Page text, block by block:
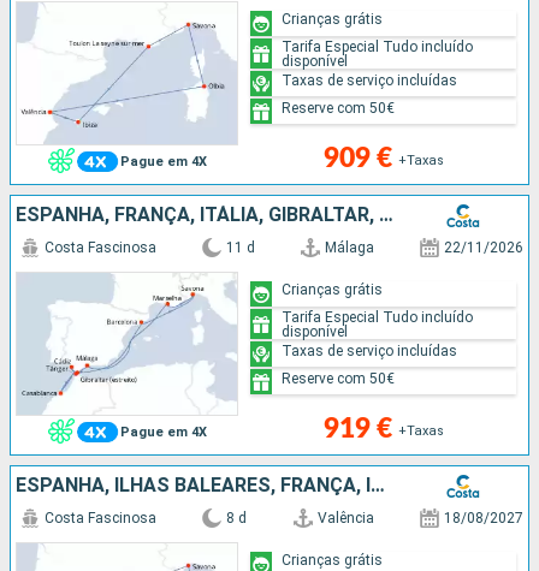
Pague em 4X 909 € +Taxas
Crianças grátis
Tarifa Especial Tudo incluído
disponível
Taxas de serviço incluídas
Reserve com 50€
ESPANHA, FRANÇA, ITÁLIA, GIBRALTAR, MARROCOS
Pague em 4X
Costa Fascinosa 11 d Málaga 22/11/2026
919 € +Taxas
Crianças grátis
Tarifa Especial Tudo incluído
disponível
Taxas de serviço incluídas
Reserve com 50€
ESPANHA, ILHAS BALEARES, FRANÇA, ITÁLIA
Costa Fascinosa 8 d Valência 18/08/2027
Crianças grátis